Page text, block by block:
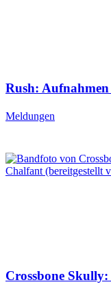
Rush:
Meldungen
Crossbone